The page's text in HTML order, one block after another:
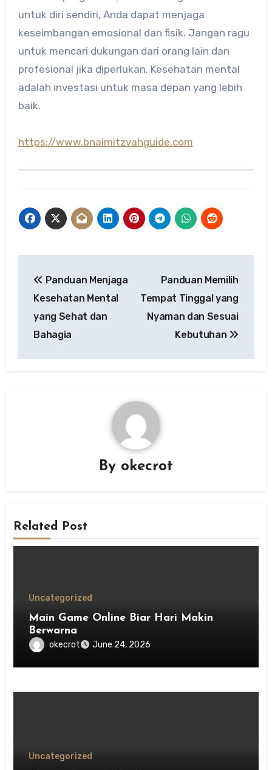
untuk diri sendiri, Anda dapat menjaga
keseimbangan emosional dan fisik. Jangan ragu
untuk mencari dukungan dari orang lain dan
profesional jika diperlukan. Kesehatan mental
adalah investasi untuk masa depan yang lebih
baik.
https://www.bnaimitzvahguide.com
navigation
Panduan Menjaga
Kesehatan Mental
yang Sehat dan
Bahagia
Panduan Memilih
Tempat Tinggal yang
Nyaman dan Sesuai
Kebutuhan
By okecrot
Related Post
Uncategorized
Main Game Online Biar Hari Makin
Berwarna
okecrot June 24, 2026
Uncategorized